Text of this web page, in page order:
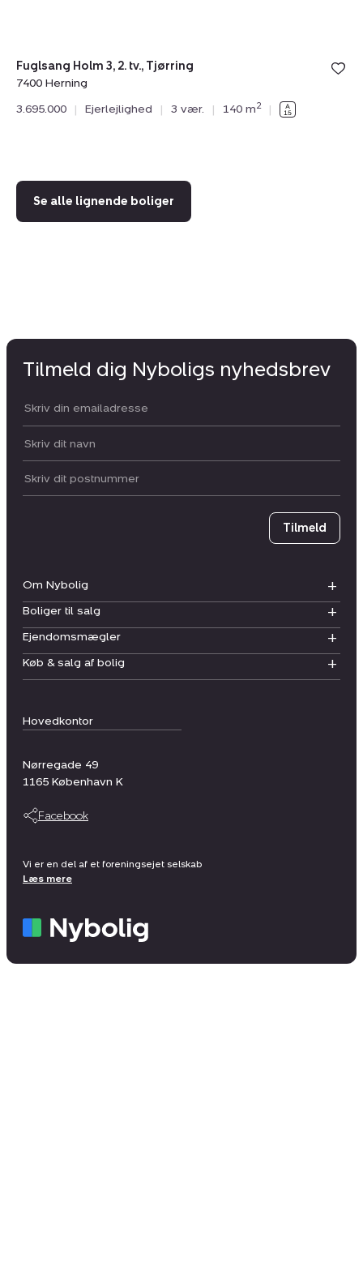
Fuglsang Holm 3, 2. tv., Tjørring
7400 Herning
3.695.000
| Ejerlejlighed | 3 vær. | 140 m2 |
Se alle lignende boliger
Hovedkontor
Nørregade 49
1165 København K
Facebook
Om Nybolig
Boliger til salg
Ejendomsmægler
Køb & salg af bolig
Tilmeld dig Nyboligs nyhedsbrev
Din email:
Dit navn:
Postnummer
Tilmeld
Vi er en del af et foreningsejet selskab
Læs mere